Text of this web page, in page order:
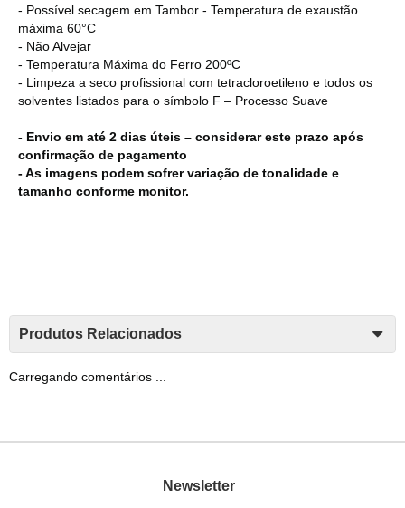
- Possível secagem em Tambor - Temperatura de exaustão
máxima 60°C
- Não Alvejar
- Temperatura Máxima do Ferro 200ºC
- Limpeza a seco profissional com tetracloroetileno e todos os
solventes listados para o símbolo F – Processo Suave
- Envio em até 2 dias úteis – considerar este prazo após
confirmação de pagamento
- As imagens podem sofrer variação de tonalidade e
tamanho conforme monitor.
Produtos Relacionados
Carregando comentários ...
Newsletter